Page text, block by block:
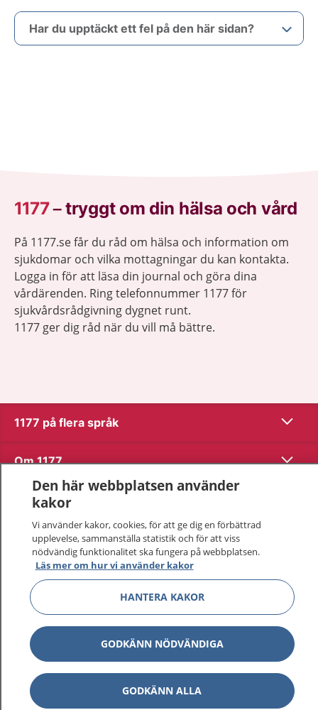
Har du upptäckt ett fel på den här sidan?
1177–tryggt om din hälsa och vård
På 1177.se får du råd om hälsa och information om
sjukdomar och vilka mottagningar du kan kontakta.
Logga in för att läsa din journal och göra dina
vårdärenden. Ring telefonnummer 1177 för
sjukvårdsrådgivning dygnet runt.
1177 ger dig råd när du vill må bättre.
1177 på flera språk Visa
Om 1177 Visa
Kontakt
Behandling av personuppgifter
Hantering av kakor
Inställningar för kakor
1177 – en tjänst frånInera.
Den här webbplatsen använder
kakor
Vi använder kakor, cookies, för att ge dig en förbättrad
upplevelse, sammanställa statistik och för att viss
nödvändig funktionalitet ska fungera på webbplatsen.
Läs mer om hur vi använder kakor
HANTERA KAKOR
GODKÄNN NÖDVÄNDIGA
GODKÄNN ALLA